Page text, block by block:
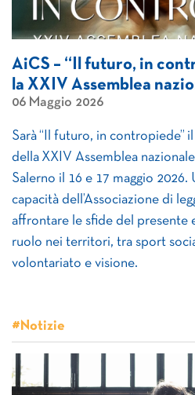
AiCS – “Il futuro, in
la XXIV Assemblea
06 Maggio 2026
Sarà “Il futuro, in contropiede”
della XXIV Assemblea
Salerno il 16 e 17 maggio
capacità dell’Associazione di
affrontare le sfide del presente
ruolo nei territori, tra sport
volontariato e visione.
#Notizie